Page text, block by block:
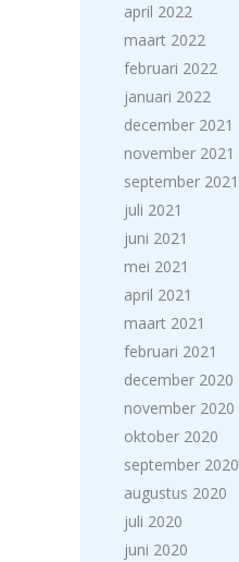
april 2022
maart 2022
februari 2022
januari 2022
december 2021
november 2021
september 2021
juli 2021
juni 2021
mei 2021
april 2021
maart 2021
februari 2021
december 2020
november 2020
oktober 2020
september 2020
augustus 2020
juli 2020
juni 2020